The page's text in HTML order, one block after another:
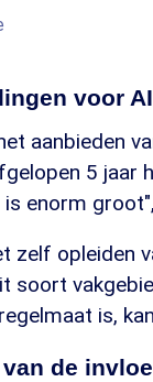
voor
aanbieden
5 jaar
enorm
zelf opleiden
soort
is,
de